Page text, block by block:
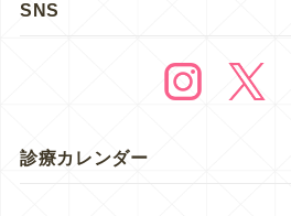
SNS
診療カレンダー